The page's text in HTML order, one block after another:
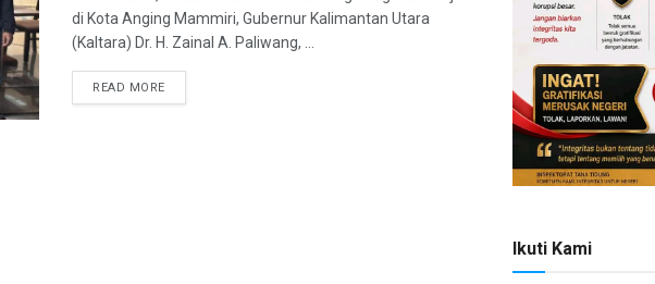
di Kota Anging Mammiri, Gubernur Kalimantan Utara
(Kaltara) Dr. H. Zainal A. Paliwang, ...
READ MOREDETAILS
Ikuti Kami